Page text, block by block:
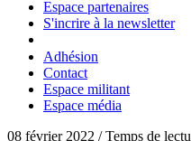
Espace partenaires
S'incrire à la newsletter
Adhésion
Contact
Espace militant
Espace média
08 février 2022 / Temps de